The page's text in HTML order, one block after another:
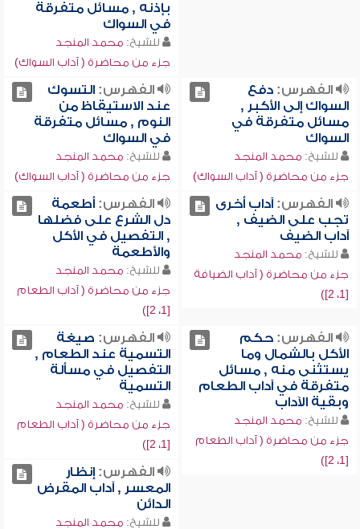
بإذنه , مسائل متفرقة
في السواك
للشيخ: محمد المنجد
جزء من محاضرة ( آداب السواك)
الفهرس:دفع
السواك إلى الأكبر ,
مسائل متفرقة في
السواك
للشيخ: محمد المنجد
جزء من محاضرة ( آداب السواك)
الفهرس:التسوك
عند الاستيقاظ من
النوم , مسائل متفرقة
في السواك
للشيخ: محمد المنجد
جزء من محاضرة ( آداب السواك)
الفهرس:آداب أخرى
تجب على الضيف ,
آداب الضيف
للشيخ: محمد المنجد
جزء من محاضرة ( آداب الضيافة
[1، 2])
الفهرس:أطعمة
دل الشرع على فضلها
, التفصيل في الأكل
والأطعمة
للشيخ: محمد المنجد
جزء من محاضرة ( آداب الطعام
[1، 2])
الفهرس:حكم
الأكل بالشمال وما
يستثنى منه , مسائل
متفرقة في آداب الطعام
وبقية الآداب
للشيخ: محمد المنجد
جزء من محاضرة ( آداب الطعام
[1، 2])
الفهرس: صيغة
التسمية عند الطعام ,
التفصيل في مسألة
التسمية
للشيخ: محمد المنجد
جزء من محاضرة ( آداب الطعام
[1، 2])
الفهرس:إنظار
المعسر , آداب المقرض
الدائن
للشيخ: محمد المنجد